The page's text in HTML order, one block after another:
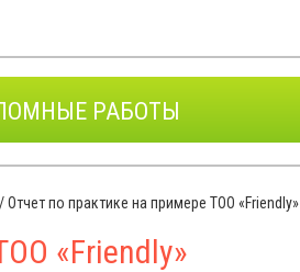
РАБОТЫ
/Отчет по практике на примере ТОО «Friendly»
«Friendly»